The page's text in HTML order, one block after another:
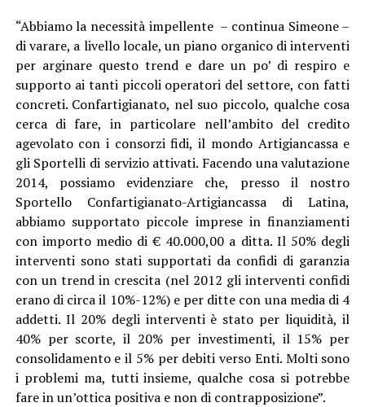
“Abbiamo la necessità impellente – continua Simeone –
di varare, a livello locale, un piano organico di interventi
per arginare questo trend e dare un po’ di respiro e
supporto ai tanti piccoli operatori del settore, con fatti
concreti. Confartigianato, nel suo piccolo, qualche cosa
cerca di fare, in particolare nell’ambito del credito
agevolato con i consorzi fidi, il mondo Artigiancassa e
gli Sportelli di servizio attivati. Facendo una valutazione
2014, possiamo evidenziare che, presso il nostro
Sportello Confartigianato-Artigiancassa di Latina,
abbiamo supportato piccole imprese in finanziamenti
con importo medio di € 40.000,00 a ditta. Il 50% degli
interventi sono stati supportati da confidi di garanzia
con un trend in crescita (nel 2012 gli interventi confidi
erano di circa il 10%-12%) e per ditte con una media di 4
addetti. Il 20% degli interventi è stato per liquidità, il
40% per scorte, il 20% per investimenti, il 15% per
consolidamento e il 5% per debiti verso Enti. Molti sono
i problemi ma, tutti insieme, qualche cosa si potrebbe
fare in un’ottica positiva e non di contrapposizione”.